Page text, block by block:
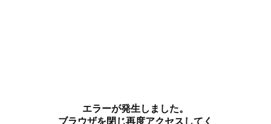
エラーが発生しました。
ブラウザを閉じ再度アクセスしてく